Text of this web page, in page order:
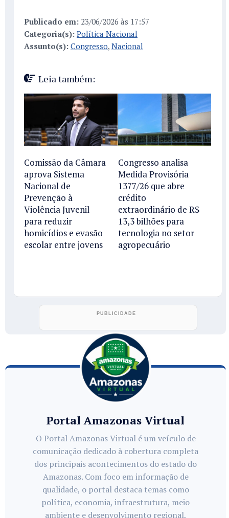
Publicado em: 23/06/2026 às 17:57
Categoria(s): Política Nacional
Assunto(s): Congresso, Nacional
Leia também:
Comissão da Câmara
aprova Sistema
Nacional de
Prevenção à
Violência Juvenil
para reduzir
homicídios e evasão
escolar entre jovens
Congresso analisa
Medida Provisória
1377/26 que abre
crédito
extraordinário de R$
13,3 bilhões para
tecnologia no setor
agropecuário
Portal Amazonas Virtual
O Portal Amazonas Virtual é um veículo de
comunicação dedicado à cobertura completa
dos principais acontecimentos do estado do
Amazonas. Com foco em informação de
qualidade, o portal destaca temas como
política, economia, infraestrutura, meio
ambiente e desenvolvimento regional,